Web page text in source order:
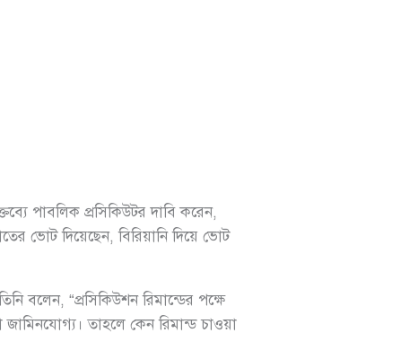
পাবলিক প্রসিকিউটর দাবি করেন,
ভোট দিয়েছেন, বিরিয়ানি দিয়ে ভোট
বলেন, “প্রসিকিউশন রিমান্ডের পক্ষে
তাহলে কেন রিমান্ড চাওয়া